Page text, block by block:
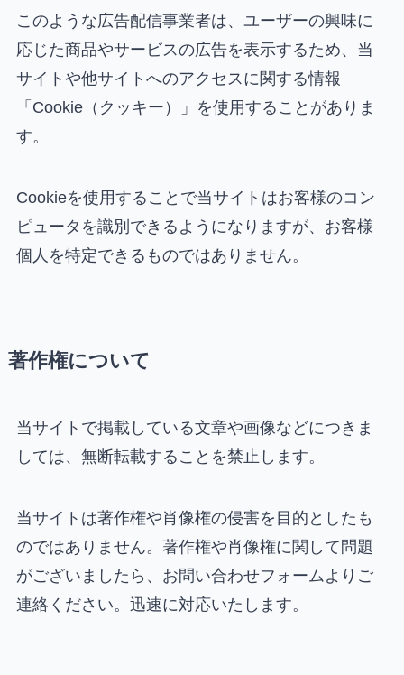
このような広告配信事業者は、ユーザーの興味に
応じた商品やサービスの広告を表示するため、当
サイトや他サイトへのアクセスに関する情報
「Cookie（クッキー）」を使用することがありま
す。
Cookieを使用することで当サイトはお客様のコン
ピュータを識別できるようになりますが、お客様
個人を特定できるものではありません。
著作権について
当サイトで掲載している文章や画像などにつきま
しては、無断転載することを禁止します。
当サイトは著作権や肖像権の侵害を目的としたも
のではありません。著作権や肖像権に関して問題
がございましたら、お問い合わせフォームよりご
連絡ください。迅速に対応いたします。